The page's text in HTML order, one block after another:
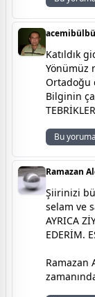
Katıldık
Yönümüz
Ortadoğu
Bilginin
Bu yoruma
Ramazan
Şiirinizi
selam ve
AYRICA
EDERİM.
Ramazan